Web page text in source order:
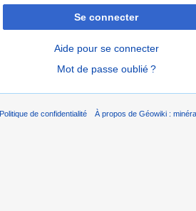
Se connecter
Aide pour se connecter
Mot de passe oublié ?
Politique de confidentialité À propos de Géowiki :